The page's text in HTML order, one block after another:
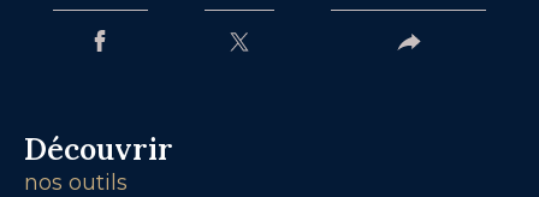
découvrir
nos outils